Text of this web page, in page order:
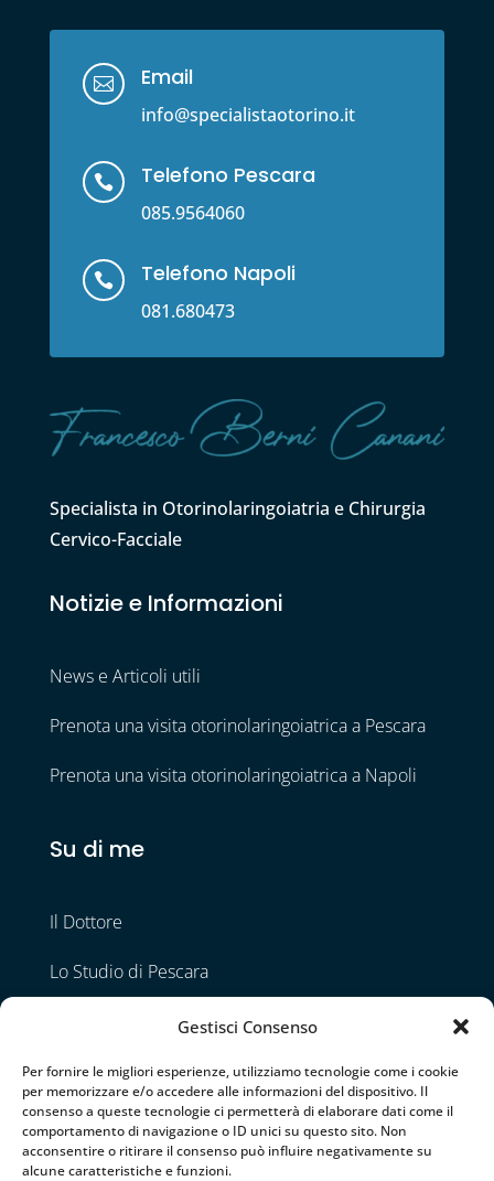
Gestisci Consenso
Per fornire le migliori esperienze, utilizziamo tecnologie come i cookie
per memorizzare e/o accedere alle informazioni del dispositivo. Il
consenso a queste tecnologie ci permetterà di elaborare dati come il
comportamento di navigazione o ID unici su questo sito. Non
acconsentire o ritirare il consenso può influire negativamente su
alcune caratteristiche e funzioni.
 Email
info@specialistaotorino.it
 Telefono Pescara
085.9564060
 Telefono Napoli
081.680473
Specialista in Otorinolaringoiatria e Chirurgia
Cervico-Facciale
Notizie e Informazioni
News e Articoli utili
Prenota una visita otorinolaringoiatrica a Pescara
Prenota una visita otorinolaringoiatrica a Napoli
Su di me
Il Dottore
Lo Studio di Pescara
Lo Studio di Napoli
Contatti
Seguimi